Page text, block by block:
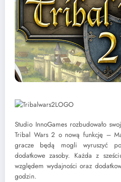
Studio InnoGames rozbudowało
Tribal Wars 2 o nową funkcję –
gracze będą mogli wyruszyć
dodatkowe zasoby. Każda z
względem wydajności oraz
godzin.